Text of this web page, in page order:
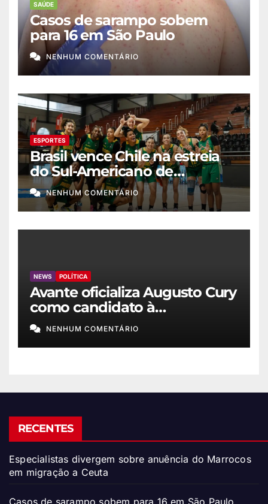
SAÚDE
Casos de sarampo sobem
para 16 em São Paulo
NENHUM COMENTÁRIO
ESPORTES
Brasil vence Chile na estreia
do Sul-Americano de
basquete feminino
NENHUM COMENTÁRIO
NEWS POLÍTICA
Avante oficializa Augusto Cury
como candidato à
Presidência
NENHUM COMENTÁRIO
RECENTES
Especialistas divergem sobre anuência do Marrocos
em migração a Ceuta
Casos de sarampo sobem para 16 em São Paulo